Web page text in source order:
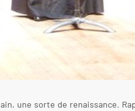
une sorte de renaissance.